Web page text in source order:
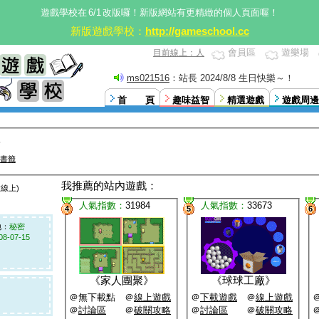
遊戲學校在 6/1改版囉！新版網站有更精緻的個人頁面喔！
新版遊戲學校： http://gameschool.cc
目前線上：人 會員區 遊樂場
ms021516 ：站長 2024/8/8 生日快樂～！
首 頁 趣味益智 精選遊戲 遊戲周邊
籤
上)
秘密
07-15
我推薦的站內遊戲：
4 人氣指數： 31984
《家人團聚》
＠無下載點 ＠線上遊戲
＠討論區 ＠破關攻略
5 人氣指數： 33673
《球球工廠》
＠下載遊戲 ＠線上遊戲
＠討論區 ＠破關攻略
6